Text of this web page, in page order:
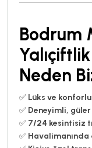
Bodrum
Neden
✅ Lüks ve
✅ Deneyimli,
✅ 7/24 kesintisiz
✅